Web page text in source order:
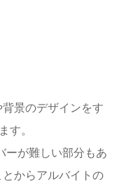
景のデザインをす
す。
ーが難しい部分もあ
からアルバイトの